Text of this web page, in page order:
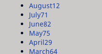
August12
July71
June82
May75
April29
March64